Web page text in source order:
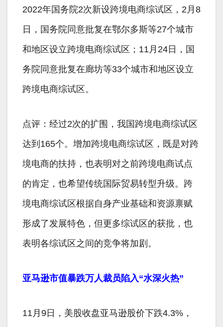
2022年国务院2次新设跨境电商综试区，2月8
日，国务院同意批复在鄂尔多斯等27个城市
和地区设立跨境电商综试区；11月24日，国
务院同意批复在廊坊等33个城市和地区设立
跨境电商综试区。
点评：经过2次的扩围，我国跨境电商综试区
达到165个。增加跨境电商综试区，既是对跨
境电商的扶持，也表明对之前跨境电商试点
的肯定，也希望传统国际贸易转型升级。跨
境电商综试区根据自身产业基础和资源禀赋
形成了发展特色，但更多综试区的获批，也
表明各综试区之间的竞争将加剧。
亚马逊市值暴跌万人裁员陷入“水深火热”
11月9日，美股收盘亚马逊股价下跌4.3%，